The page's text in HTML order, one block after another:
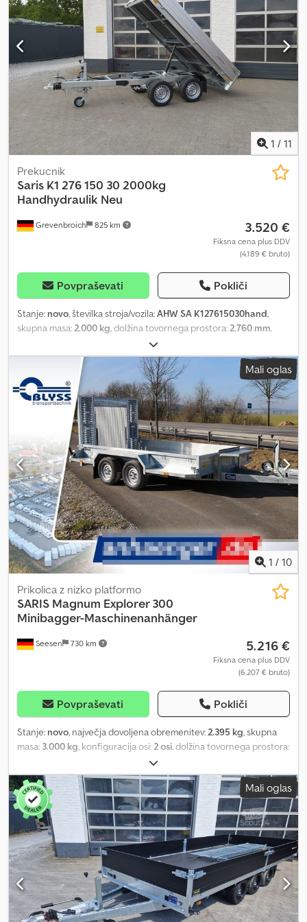
AT 471 202 3500 2 K, prikolica s samonaključnim mehanizmom, 471
x 202 cm, 3500 kg, tandem, visoka nosilnost, nizko podvozje,
pnevmatike 13". Na voljo so dodatne možnosti ob prevzemu na
našem poslovalnici. Termini za osebni obisk so možni le po
predhodnem dogovoru v času delovnega časa: ponedeljek –
petek, od 8.00 do 12.30 in od 14.00 do 18.00. Ob sobotah in
nedeljah smo zaprti. Lahko nas kontaktirate tudi 24 ur na dan prek
naše spletne trgovine. Vsebina in slike so zaščitene z avtorskimi
pravicami – logotipi so zaščiteni. 07/26, št. artikla.
1 / 11
Grevenbroich 825 km
Prekucnik
Saris K1 276 150 30 2000kg
Handhydraulik Neu
3.520 €
Fiksna cena plus DDV
(4.189 € bruto)
Povpraševati Pokliči
Stanje: novo, številka stroja/vozila:AHW SA K127615030hand,
skupna masa: 2.000 kg , dolžina tovornega prostora: 2.760 mm
1.500 mm
300 mm, Leto izdelave:2025, Pri ANHÄNGERWIRTZ je takoj na voljo
veliko modelov v spletni ponudbi. Priročno in 24 ur na dan
nakupujte na spletu na trailershop.de. Varno prevzemite ali
naročite dostavo. Naši center za prevzem vašega novega prikolice
ponuja vrhunske blagovne znamke! Na zalogi imamo več kot 850
novih prikolic. Stalno imamo v ponudbi več kot 130 rabljenih
prikolic. Neobvezni primer: prikolica za nakladanje z zadnje strani
K1, 276x150x30 cm, dvonivojna prikolica z tandem osjo, nosilnost
2000 kg, aluminijaste stranske stene v srebrni barvi z zapornimi
mehanizmi, zložljiva sprednja stena, hidravlično nagibanje, DIN
pritrdilni elementi z gumijasto oblogo, vgrajeni v rob šasije,
avtomatsko podpiralno kolo, jeklena zaščitna plošča... .. spletna
akcija Naročila sprejemamo po telefonu v naslednjih časih:
ponedeljek – petek, od 8.00 do 12.30 in od 14.00 do 18.00. ali 24 ur
na dan preko našega trailershopa. Avtorske pravice – zaščita
znamke 26. 07. 99K10000188. Cedpozmy R Tefx Alysrf
Mali oglas
1 / 10
Seesen 730 km
Prikolica z nizko platformo
SARIS Magnum Explorer 300
Minibagger-Maschinenanhänger
5.216 €
Fiksna cena plus DDV
(6.207 € bruto)
Povpraševati Pokliči
Stanje: novo, največja dovoljena obremenitev:2.395 kg, skupna
masa: 3.000 kg, konfiguracija osi:2 osi, dolžina tovornega prostora:
, širina tovornega prostora:
nakladalnega prostora:300 mm, SARIS MAGNUM EXPLORER 300
MINIBAGER, TRANSPORTNI PRIKOLICA ZA STROJE TEHNIČNE
PODATKE * Tip prikolice: Saris Magnum Explorer 300 Minibager *
Skupna masa: 3000 kg * Nosilnost: 2291 kg * Notranje mere: D: 306
cm, Š: 168 cm, V: 30 cm * Višina nakladalne platforme: pribl. 39 cm *
Talna obloga: aluminijasta, profilirana plošča * Pritrdilne točke: 12
povečanih, do 1000 daN obremenljivih pritrdilnih točk, vgrajenih v
profil spodnjega okvirja, in 10 varjenih mrežastih kavljev na zunanji
strani stranske stene, uporabljajo se tudi kot dodatne pritrdilne
točke * Stranske stene: jeklene * Okvir: jekleni okvir, v celoti
varjen in vroče pocinkan * Elektrika: 13-polna, 12 V Csdpfx Aljthlh
Mali oglas